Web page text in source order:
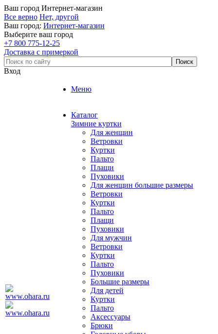
Ваш город Интернет-магазин
Все верно Нет, другой
Ваш город: Интернет-магазин
Выберите ваш город
+7 800 775-12-25
Доставка с примеркой
Вход
Меню
Каталог
Зимние куртки
Для женщин
Ветровки
Куртки
Пальто
Плащи
Пуховики
Для женщин большие размеры
Ветровки
Куртки
Пальто
Плащи
Пуховики
Для мужчин
Ветровки
Куртки
Пальто
Пуховики
Большие размеры
Для детей
Куртки
Пальто
Аксессуары
Брюки